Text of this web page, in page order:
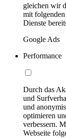
gleichen wir
mit
Dienste
Google Ads
Performance
Durch das
und
und
optimieren
verbessern.
Webseite